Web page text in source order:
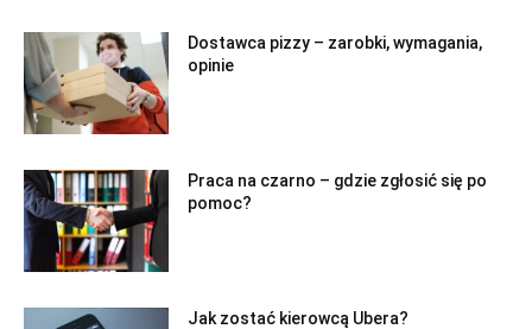
Dostawca pizzy – zarobki, wymagania,
opinie
Praca na czarno – gdzie zgłosić się po
pomoc?
Jak zostać kierowcą Ubera?